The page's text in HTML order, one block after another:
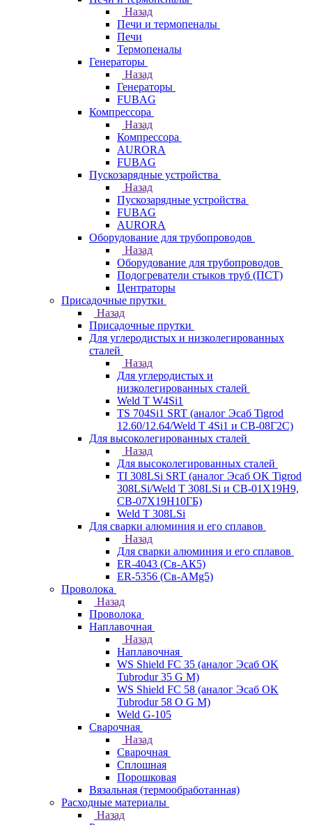
Назад
Печи и термопеналы
Печи
Термопеналы
Генераторы
Назад
Генераторы
FUBAG
Компрессора
Назад
Компрессора
AURORA
FUBAG
Пускозарядные устройства
Назад
Пускозарядные устройства
FUBAG
AURORA
Оборудование для трубопроводов
Назад
Оборудование для трубопроводов
Подогреватели стыков труб (ПСТ)
Центраторы
Присадочные прутки
Назад
Присадочные прутки
Для углеродистых и низколегированных
сталей
Назад
Для углеродистых и
низколегированных сталей
Weld T W4Si1
TS 704Si1 SRT (аналог Эсаб Tigrod
12.60/12.64/Weld T 4Si1 и СВ-08Г2С)
Для высоколегированных сталей
Назад
Для высоколегированных сталей
TI 308LSi SRT (аналог Эсаб OK Tigrod
308LSi/Weld T 308LSi и СВ-01Х19Н9,
СВ-07Х19Н10ГБ)
Weld T 308LSi
Для сварки алюминия и его сплавов
Назад
Для сварки алюминия и его сплавов
ER-4043 (Св-АК5)
ER-5356 (Св-АМg5)
Проволока
Назад
Проволока
Наплавочная
Назад
Наплавочная
WS Shield FC 35 (аналог Эсаб OK
Tubrodur 35 G M)
WS Shield FC 58 (аналог Эсаб OK
Tubrodur 58 O G M)
Weld G-105
Сварочная
Назад
Сварочная
Сплошная
Порошковая
Вязальная (термообработанная)
Расходные материалы
Назад